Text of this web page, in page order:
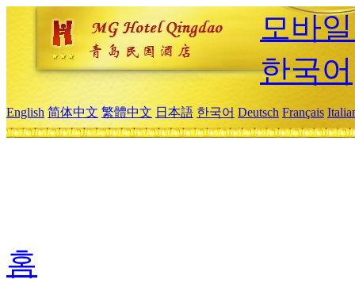
모바
한국어
English 简体中文 繁體中文 日本語 한국어 Deutsch Français
홈